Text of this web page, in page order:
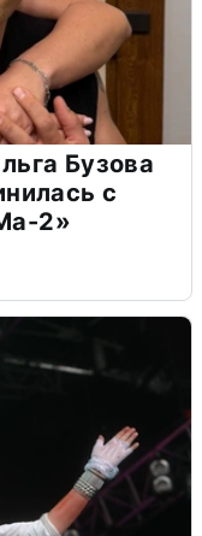
Бузова
с
2»